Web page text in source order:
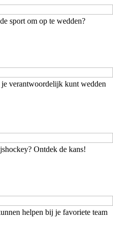
sport om op te wedden?
verantwoordelijk kunt wedden
Ontdek de kans!
helpen bij je favoriete team